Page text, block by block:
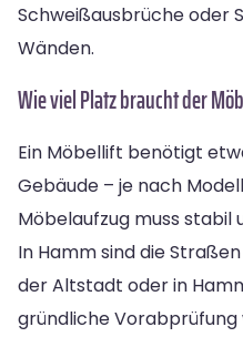
Schweißausbrüche oder
Wänden.
Wie viel Platz braucht der
Ein Möbellift benötigt
Gebäude – je nach
Möbelaufzug muss stabil
In Hamm sind die
der Altstadt oder in
gründliche Vorabprüfung